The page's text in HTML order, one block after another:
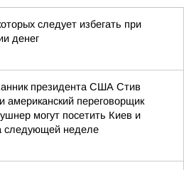
следует избегать при
денег
президента США Стив
американский переговорщик
могут посетить Киев и
следующей неделе